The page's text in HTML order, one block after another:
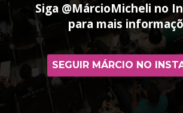
SEGUIR MÁRCIO NO
Siga @MárcioMicheli no
para mais